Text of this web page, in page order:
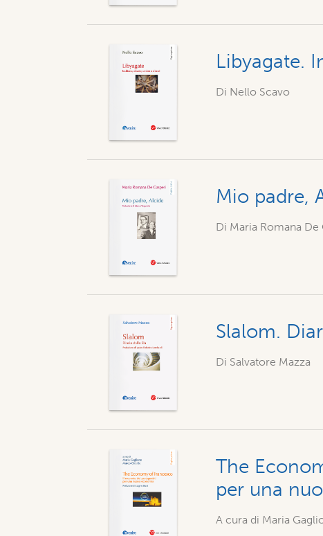
Libyagate.
Di Nello Scavo
Mio padre,
Di Maria Romana De
Slalom.
Di Salvatore Mazza
The
per una
A cura di Maria